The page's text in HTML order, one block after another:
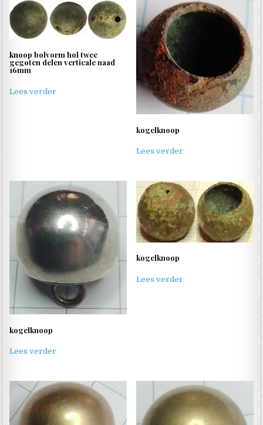
knoop bolvorm hol twee
gegoten delen verticale naad
16mm
Lees verder
kogelknoop
Lees verder
kogelknoop
Lees verder
kogelknoop
Lees verder